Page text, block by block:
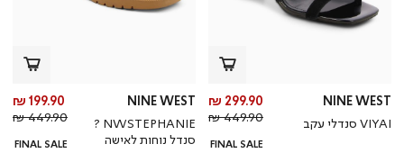
NINE WEST
VIYAI סנדלי עקב
מחיר
מוצר
299.90 ₪
מחיר
רגיל
449.90 ₪
FINAL SALE
NINE WEST
NWSTEPHANIE ?
סנדל נוחות לאישה
199.90 ₪
449.90 ₪
FINAL SALE